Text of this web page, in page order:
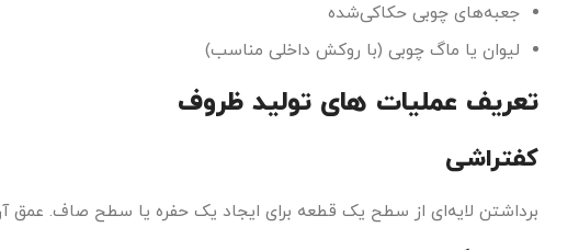
جعبه‌های چوبی حکاکی‌شده
لیوان یا ماگ چوبی (با روکش داخلی مناسب)
تعریف عملیات های تولید ظروف
کفتراشی
برداشتن لایه‌ای از سطح یک قطعه برای ایجاد یک حفره یا سطح صاف. عمق